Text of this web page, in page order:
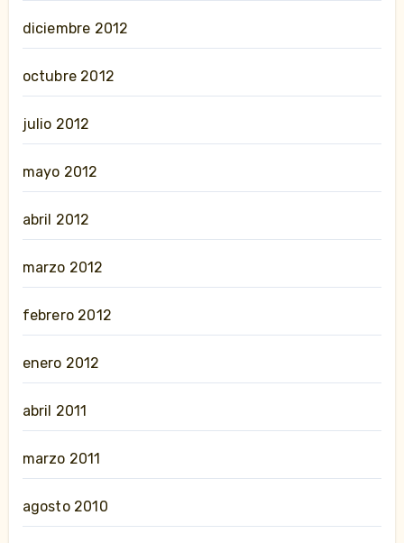
diciembre 2012
octubre 2012
julio 2012
mayo 2012
abril 2012
marzo 2012
febrero 2012
enero 2012
abril 2011
marzo 2011
agosto 2010